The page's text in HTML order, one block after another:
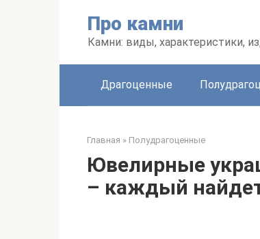
Про камни
Камни: виды, характеристики,
Драгоценные
Главная » Полудрагоценные
Ювелирные
– каждый